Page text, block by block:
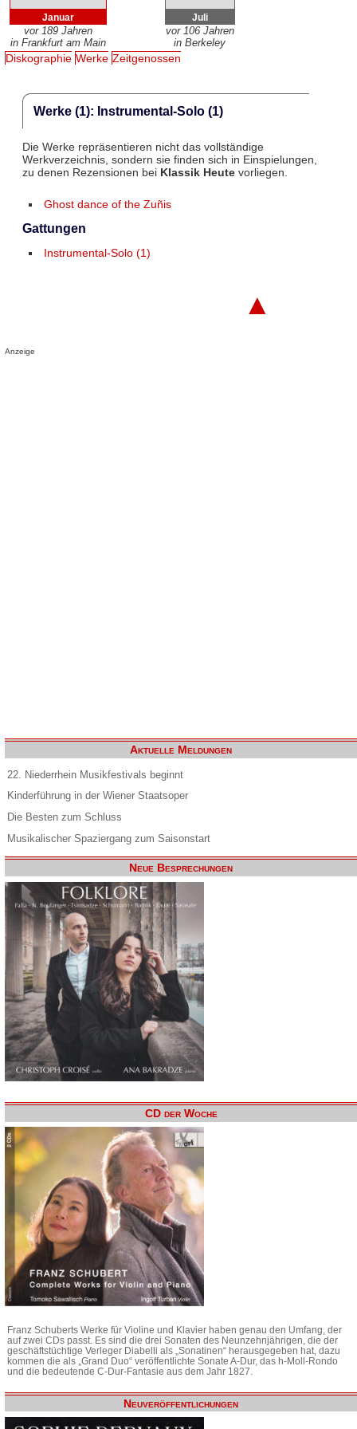
Januar
vor 189 Jahren
in Frankfurt am Main
Juli
vor 106 Jahren
in Berkeley
Diskographie Werke Zeitgenossen
Werke (1): Instrumental-Solo (1)
Die Werke repräsentieren nicht das vollständige
Werkverzeichnis, sondern sie finden sich in Einspielungen,
zu denen Rezensionen bei Klassik Heutevorliegen.
Ghost dance of the Zuñis
Gattungen
Instrumental-Solo (1)
▲
Anzeige
Aktuelle Meldungen
22. Niederrhein Musikfestivals beginnt
Kinderführung in der Wiener Staatsoper
Die Besten zum Schluss
Musikalischer Spaziergang zum Saisonstart
Neue Besprechungen
CD der Woche
Franz Schuberts Werke für Violine und Klavier haben genau den Umfang, der
auf zwei CDs passt. Es sind die drei Sonaten des Neunzehnjährigen, die der
geschäftstüchtige Verleger Diabelli als „Sonatinen“ herausgegeben hat, dazu
kommen die als „Grand Duo“ veröffentlichte Sonate A-Dur, das h-Moll-Rondo
und die bedeutende C-Dur-Fantasie aus dem Jahr 1827.
Neuveröffentlichungen